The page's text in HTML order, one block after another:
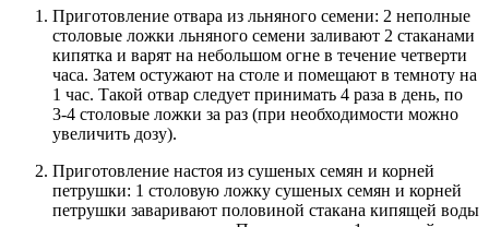
Приготовление отвара из льняного семени: 2 неполные
столовые ложки льняного семени заливают 2 стаканами
кипятка и варят на небольшом огне в течение четверти
часа. Затем остужают на столе и помещают в темноту на
1 час. Такой отвар следует принимать 4 раза в день, по
3-4 столовые ложки за раз (при необходимости можно
увеличить дозу).
Приготовление настоя из сушеных семян и корней
петрушки: 1 столовую ложку сушеных семян и корней
петрушки заваривают половиной стакана кипящей воды